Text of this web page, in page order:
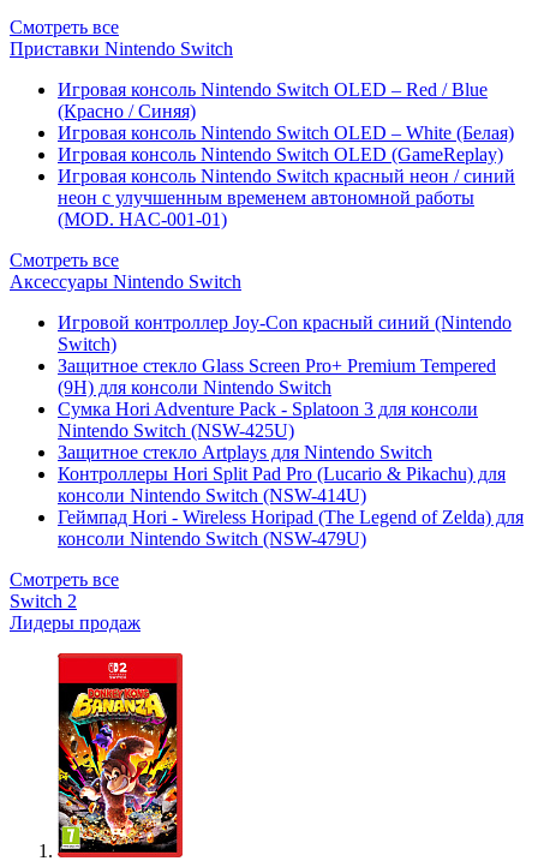
Смотреть все
Приставки Nintendo Switch
Игровая консоль Nintendo Switch OLED – Red / Blue
(Красно / Синяя)
Игровая консоль Nintendo Switch OLED – White (Белая)
Игровая консоль Nintendo Switch OLED (GameReplay)
Игровая консоль Nintendo Switch красный неон / синий
неон с улучшенным временем автономной работы
(MOD. HAC-001-01)
Смотреть все
Аксессуары Nintendo Switch
Игровой контроллер Joy-Con красный синий (Nintendo
Switch)
Защитное стекло Glass Screen Pro+ Premium Tempered
(9H) для консоли Nintendo Switch
Сумка Hori Adventure Pack - Splatoon 3 для консоли
Nintendo Switch (NSW-425U)
Защитное стекло Artplays для Nintendo Switch
Контроллеры Hori Split Pad Pro (Lucario & Pikachu) для
консоли Nintendo Switch (NSW-414U)
Геймпад Hori - Wireless Horipad (The Legend of Zelda) для
консоли Nintendo Switch (NSW-479U)
Смотреть все
Switch 2
Лидеры продаж